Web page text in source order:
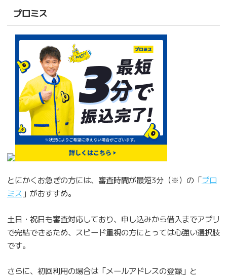
プロミス
とにかくお急ぎの方には、審査時間が最短3分（※）の「プロ
ミス 」がおすすめ。
土日・祝日も審査対応しており、申し込みから借入までアプリ
で完結できるため、スピード重視の方にとっては心強い選択肢
です。
さらに、初回利用の場合は「メールアドレスの登録」と